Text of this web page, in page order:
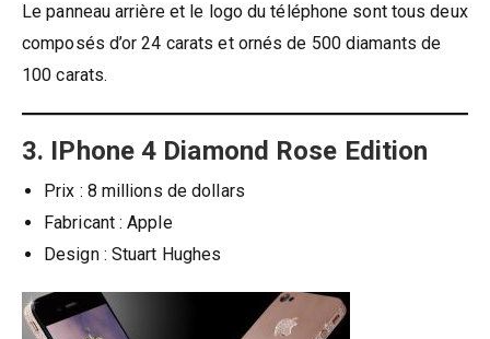
Le panneau arrière et le logo du téléphone sont tous deux
composés d’or 24 carats et ornés de 500 diamants de
100 carats.
3. IPhone 4 Diamond Rose Edition
Prix ​​: 8 millions de dollars
Fabricant : Apple
Design : Stuart Hughes